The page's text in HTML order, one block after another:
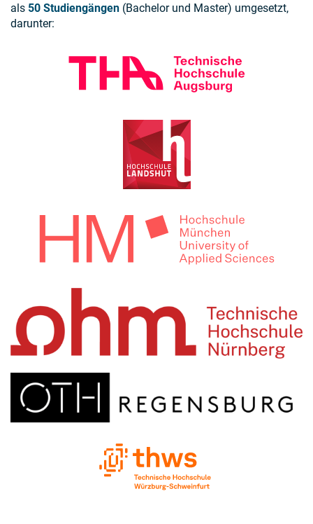
als 50 Studiengängen (Bachelor und Master) umgesetzt,
darunter: